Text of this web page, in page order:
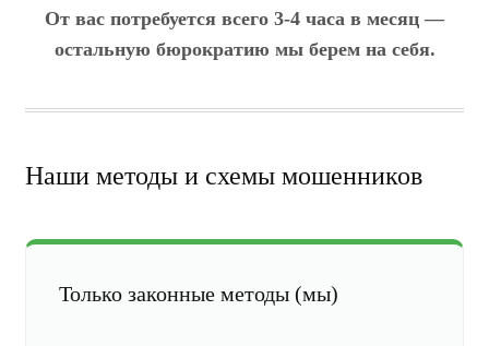
От вас потребуется всего 3-4 часа в месяц —
остальную бюрократию мы берем на себя.
Наши методы и схемы мошенников
Только законные методы (мы)